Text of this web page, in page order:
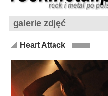
galerie zdjęć
Heart Attack